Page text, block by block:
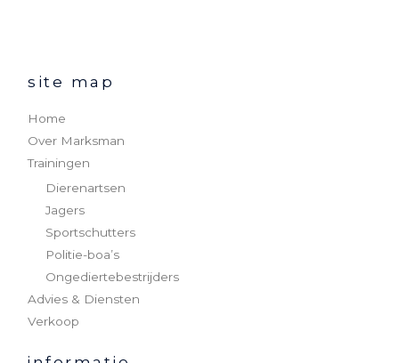
site map
Home
Over Marksman
Trainingen
Dierenartsen
Jagers
Sportschutters
Politie-boa’s
Ongediertebestrijders
Advies & Diensten
Verkoop